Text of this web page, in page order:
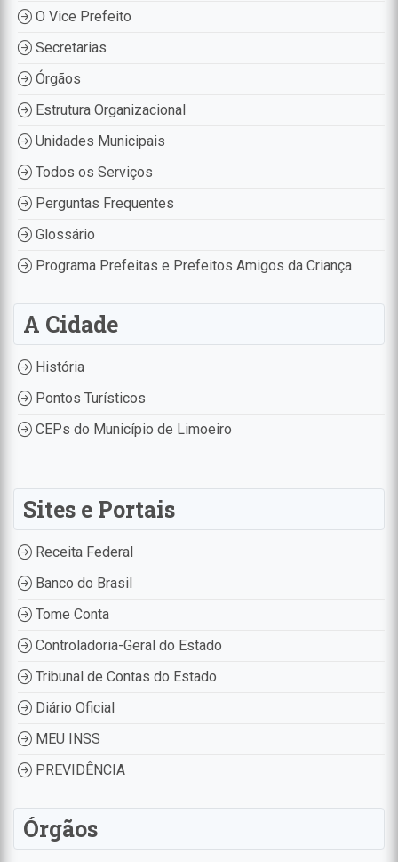
O Vice Prefeito
Secretarias
Órgãos
Estrutura Organizacional
Unidades Municipais
Todos os Serviços
Perguntas Frequentes
Glossário
Programa Prefeitas e Prefeitos Amigos da Criança
A Cidade
História
Pontos Turísticos
CEPs do Município de Limoeiro
Sites e Portais
Receita Federal
Banco do Brasil
Tome Conta
Controladoria-Geral do Estado
Tribunal de Contas do Estado
Diário Oficial
MEU INSS
PREVIDÊNCIA
Órgãos